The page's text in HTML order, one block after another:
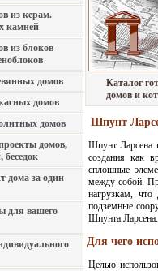
из керам.
камней
из блоков
домов
домов
домов
домов,
беседок
дома за один
для вашего
Каталог
домов и
Шпунт
Шпунт Ларсена
создания как
сплошные
между собой.
нагрузкам,
подземные
Шпунта Ларсена.
Для чего
Целью